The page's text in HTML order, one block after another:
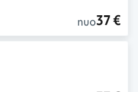
nuo37 €